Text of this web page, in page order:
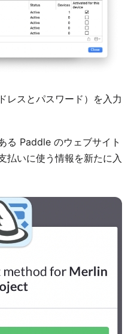
レスとパスワード）を入力
る Paddle のウェブサイト
払いに使う情報を新たに入